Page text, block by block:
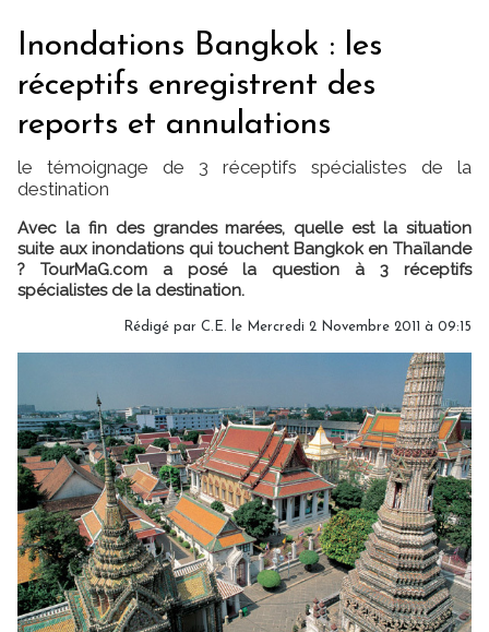
Inondations Bangkok : les
réceptifs enregistrent des
reports et annulations
le témoignage de 3 réceptifs spécialistes de la
destination
Avec la fin des grandes marées, quelle est la situation
suite aux inondations qui touchent Bangkok en Thaïlande
? TourMaG.com a posé la question à 3 réceptifs
spécialistes de la destination.
Rédigé par C.E. le Mercredi 2 Novembre 2011 à 09:15